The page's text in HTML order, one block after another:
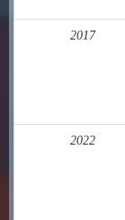
2017
2022